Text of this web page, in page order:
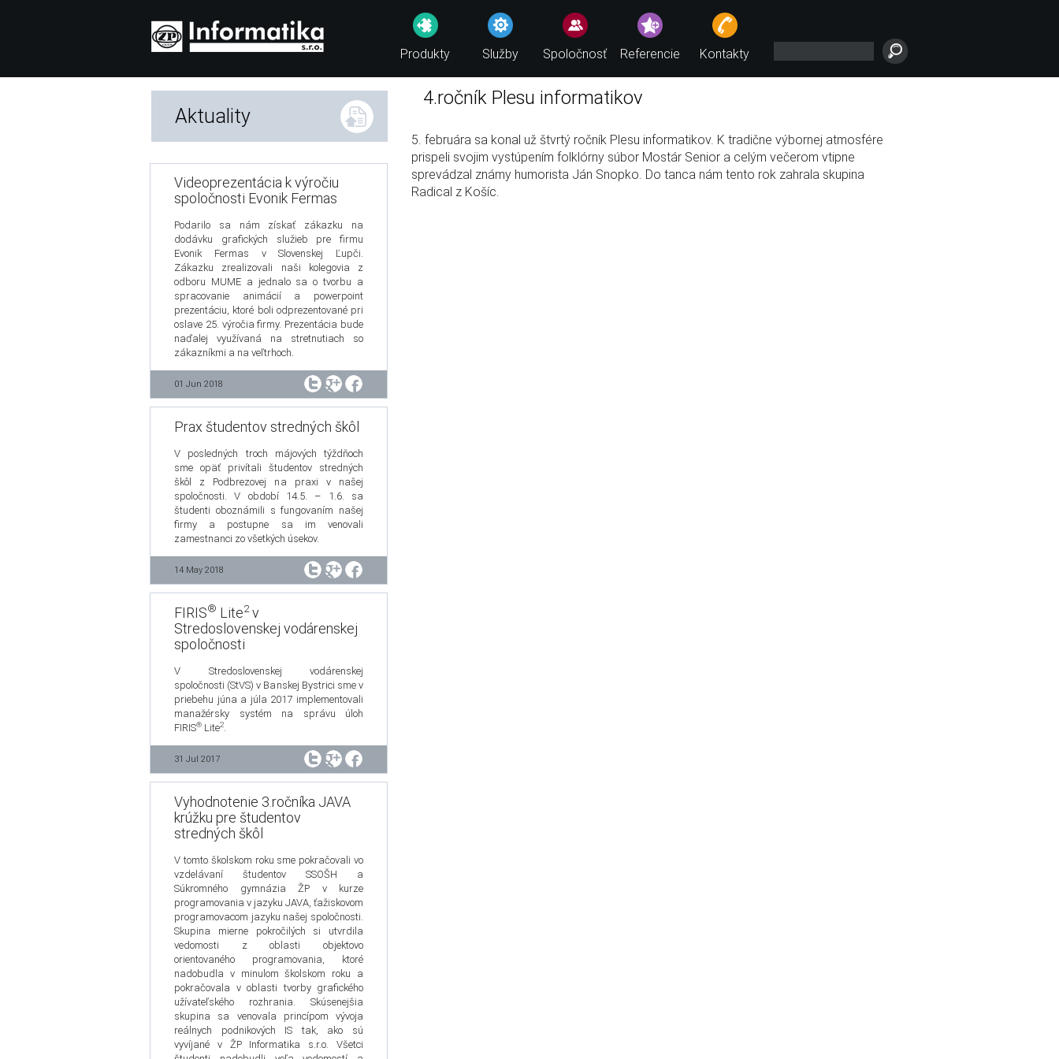
Produkty Služby Spoločnosť Referencie Kontakty
Aktuality
Videoprezentácia k výročiu
spoločnosti Evonik Fermas
Podarilo sa nám získať zákazku na
dodávku grafických služieb pre firmu
Evonik Fermas v Slovenskej Ľupči.
Zákazku zrealizovali naši kolegovia z
odboru MUME a jednalo sa o tvorbu a
spracovanie animácií a powerpoint
prezentáciu, ktoré boli odprezentované pri
oslave 25. výročia firmy. Prezentácia bude
naďalej využívaná na stretnutiach so
zákazníkmi a na veľtrhoch.
01 Jun 2018
Prax študentov stredných škôl
V posledných troch májových týždňoch
sme opäť privítali študentov stredných
škôl z Podbrezovej na praxi v našej
spoločnosti. V období 14.5. – 1.6. sa
študenti oboznámili s fungovaním našej
firmy a postupne sa im venovali
zamestnanci zo všetkých úsekov.
14 May 2018
FIRIS® Lite2v
Stredoslovenskej vodárenskej
spoločnosti
V Stredoslovenskej vodárenskej
spoločnosti (StVS) v Banskej Bystrici sme v
priebehu júna a júla 2017 implementovali
manažérsky systém na správu úloh
FIRIS® Lite2.
31 Jul 2017
Vyhodnotenie 3.ročníka JAVA
krúžku pre študentov
stredných škôl
V tomto školskom roku sme pokračovali vo
vzdelávaní študentov SSOŠH a
Súkromného gymnázia ŽP v kurze
programovania v jazyku JAVA, ťažiskovom
programovacom jazyku našej spoločnosti.
Skupina mierne pokročilých si utvrdila
vedomosti z oblasti objektovo
orientovaného programovania, ktoré
nadobudla v minulom školskom roku a
pokračovala v oblasti tvorby grafického
užívateľského rozhrania. Skúsenejšia
skupina sa venovala princípom vývoja
reálnych podnikových IS tak, ako sú
vyvíjané v ŽP Informatika s.r.o. Všetci
4.ročník Plesu informatikov
5. februára sa konal už štvrtý ročník Plesu informatikov. K tradične výbornej atmosfére
prispeli svojim vystúpením folklórny súbor Mostár Senior a celým večerom vtipne
sprevádzal známy humorista Ján Snopko. Do tanca nám tento rok zahrala skupina
Radical z Košíc.